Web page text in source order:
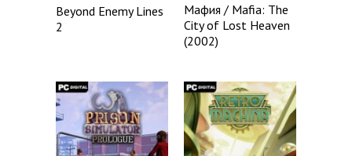
Beyond Enemy Lines
2
Мафия / Mafia: The
City of Lost Heaven
(2002)